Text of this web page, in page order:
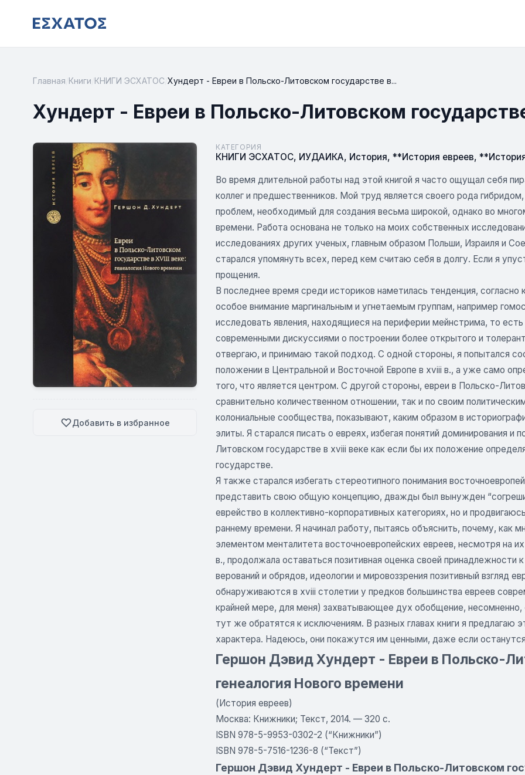
Главная Книги КНИГИ ЭСХАТОС Хундерт - Евреи в Польско-Литовском государстве в...
Хундерт - Евреи в Польско-Литовском
Добавить в избранное
КАТЕГОРИЯ
КНИГИ ЭСХАТОС, ИУДАИКА, История, **История евреев,
Во время длительной работы над этой книгой я часто ощущал себя
коллег и предшественников. Мой труд является своего рода
проблем, необходимый для создания весьма широкой, однако во
времени. Работа основана не только на моих собственных
исследованиях других ученых, главным образом Польши, Израиля и
старался упомянуть всех, перед кем считаю себя в долгу. Если я
прощения.
В последнее время среди историков наметилась тенденция,
особое внимание маргинальным и угнетаемым группам, например
исследовать явления, находящиеся на периферии мейнстрима, то
современными дискуссиями о построении более открытого и
отвергаю, и принимаю такой подход. С одной стороны, я попытался
положении в Центральной и Восточной Европе в xviii в., а уже само
того, что является центром. С другой стороны, евреи в Польско-
сравнительно количественном отношении, так и по своим
колониальные сообщества, показывают, каким образом в
элиты. Я старался писать о евреях, избегая понятий доминирования
Литовском государстве в xviii веке как если бы их положение
государстве.
Я также старался избегать стереотипного понимания
представить свою общую концепцию, дважды был вынужден
еврейство в коллективно-корпоративных категориях, но и
раннему времени. Я начинал работу, пытаясь объяснить, почему, как
элементом менталитета восточноевропейских евреев, несмотря на
в., продолжала оставаться позитивная оценка своей принадлежности
верований и обрядов, идеологии и мировоззрения позитивный взгляд
обнаруживаются в xviii столетии у предков большинства евреев
крайней мере, для меня) захватывающее дух обобщение,
тут же обратятся к исключениям. В разных главах книги я предлагаю
характера. Надеюсь, они покажутся им ценными, даже если
Гершон Дэвид Хундерт - Евреи в Польско-
генеалогия Нового времени
(История евреев)
Москва: Книжники; Текст, 2014. — 320 с.
ISBN 978-5-9953-0302-2 (“Книжники”)
ISBN 978-5-7516-1236-8 (“Текст”)
Гершон Дэвид Хундерт - Евреи в Польско-Литовском